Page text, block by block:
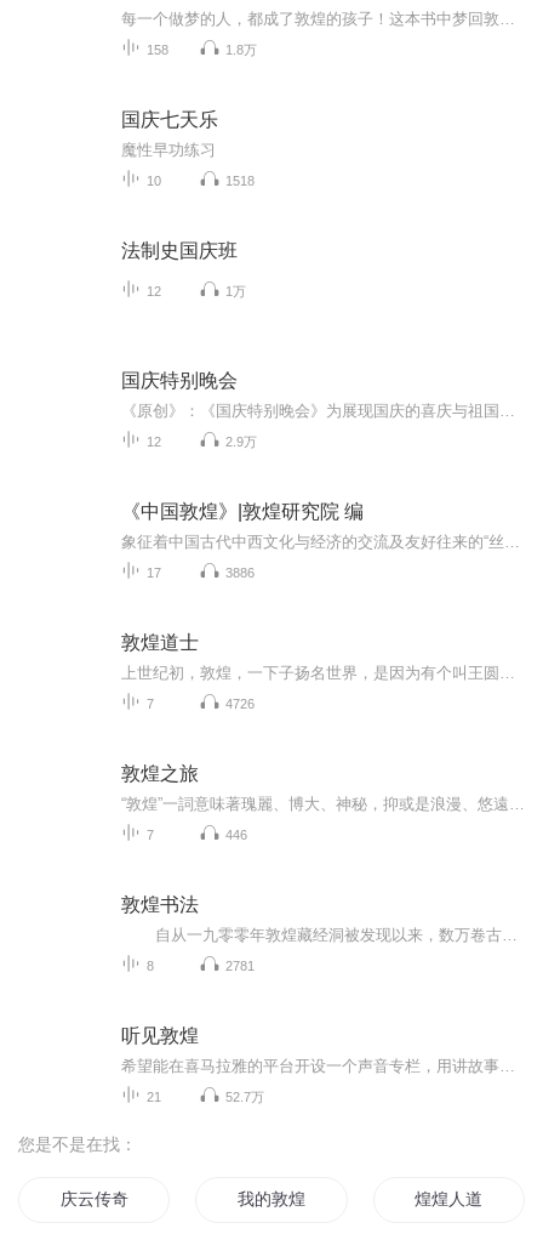
158 1.8万
国庆七天乐
魔性早功练习
10 1518
法制史国庆班
12 1万
国庆特别晚会
12 2.9万
《中国敦煌》|敦煌研究院 编
17 3886
敦煌道士
7 4726
敦煌之旅
7 446
敦煌书法
8 2781
听见敦煌
21 52.7万
您是不是在找：
庆云传奇 我的敦煌 煌煌人道